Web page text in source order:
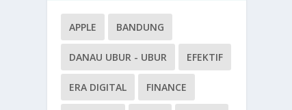
APPLE BANDUNG
DANAU UBUR - UBUR EFEKTIF
ERA DIGITAL FINANCE